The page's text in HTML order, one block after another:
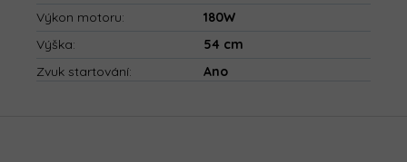
Výkon motoru:
180W
Výška:
54 cm
Zvuk startování: Ano